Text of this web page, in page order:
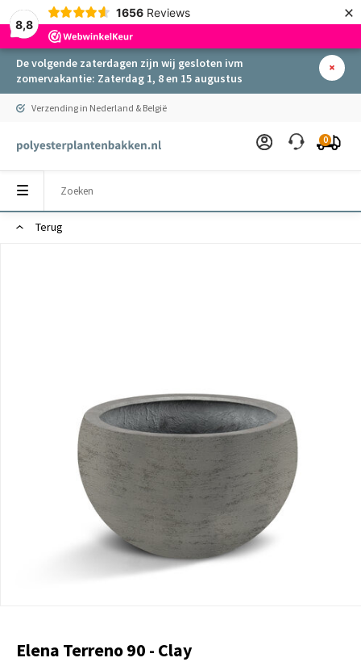
8,8
1656 Reviews ×
De volgende zaterdagen zijn wij gesloten ivm
zomervakantie: Zaterdag 1, 8 en 15 augustus
Verzending in Nederland & België
0
Terug
Elena Terreno 90 - Clay